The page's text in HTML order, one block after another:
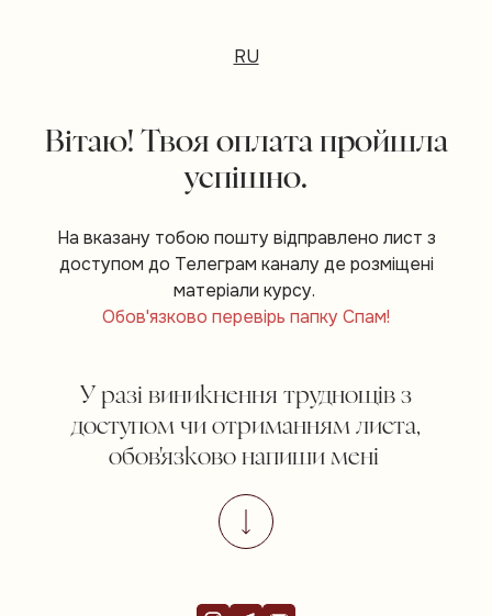
RU
Вітаю! Твоя оплата пройшла
успішно.
На вказану тобою пошту відправлено лист з
доступом до Телеграм каналу де розміщені
матеріали курсу.
Обов'язково перевірь папку Спам!
У разі виникнення труднощів з
доступом чи отриманням листа,
обов'язково напиши мені